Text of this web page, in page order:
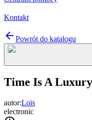
Kontakt
Powrót do katalogu
Time Is A
autor:Loïs
electronic